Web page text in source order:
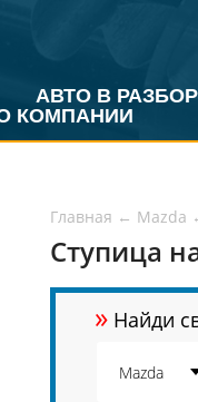
АВТО В РАЗБОР
КОМПАНИИ
Главная ← Mazda
Ступица
» Найди